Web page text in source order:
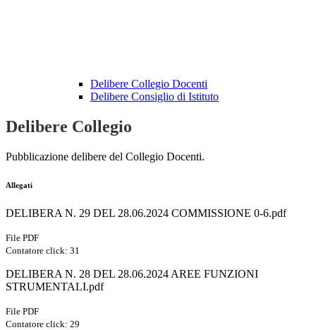
Delibere Collegio Docenti
Delibere Consiglio di Istituto
Delibere Collegio
Pubblicazione delibere del Collegio Docenti.
Allegati
DELIBERA N. 29 DEL 28.06.2024 COMMISSIONE 0-6.pdf
File PDF
Contatore click: 31
DELIBERA N. 28 DEL 28.06.2024 AREE FUNZIONI
STRUMENTALI.pdf
File PDF
Contatore click: 29